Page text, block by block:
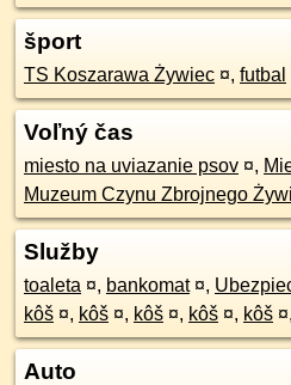
šport
TS Koszarawa Żywiec ¤, futbal
Voľný čas
miesto na uviazanie psov ¤,
Muzeum Czynu Zbrojnego
Služby
toaleta ¤, bankomat ¤,
kôš ¤, kôš ¤, kôš ¤, kôš ¤, kôš ¤,
Auto